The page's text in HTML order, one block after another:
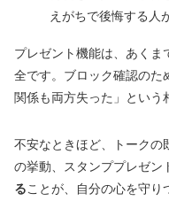
えがちで後悔する人
プレゼント機能は、あくま
全です。ブロック確認のた
関係も両方失った」という
不安なときほど、トークの
の挙動、スタンププレゼン
ることが、自分の心を守り